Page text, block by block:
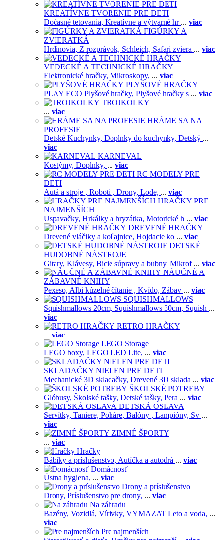
KREATÍVNE TVORENIE PRE DETI
Dočasné tetovania, Kreatívne a výtvarné hr ... viac
FIGÚRKY A
ZVIERATKÁ
Hrdinovia, Z rozprávok, Schleich, Safari zviera ... viac
VEDECKÉ A TECHNICKÉ HRAČKY
Elektronické hračky, Mikroskopy, ... viac
PLYŠOVÉ HRAČKY
PLAY ECO Plyšové hračky, Plyšové hračky s ... viac
TROJKOLKY
... viac
HRÁME SA NA
PROFESIE
Detské Kuchynky, Doplnky do kuchynky, Detský ...
viac
KARNEVAL
Kostýmy, Doplnky, ... viac
RC MODELY PRE
DETI
Autá a stroje , Roboti , Drony, Lode, ... viac
HRAČKY PRE
NAJMENŠÍCH
Uspavačky, Hrkálky a hryzátka, Motorické h ... viac
DREVENÉ HRAČKY
Drevené vláčiky a koľajnice, Hojdacie ko ... viac
DETSKÉ
HUDOBNÉ NÁSTROJE
Gitary, Klávesy, Bicie súpravy a bubny, Mikrof ... viac
NÁUČNÉ A
ZÁBAVNÉ KNIHY
Pexeso, Albi kúzelné čítanie , Kvído, Zábav ... viac
SQUISHMALLOWS
Squishmallows 20cm, Squishmallows 30cm, Squish ...
viac
RETRO HRAČKY
... viac
LEGO Storage
LEGO boxy, LEGO LED Lite, ... viac
SKLADAČKY NIELEN PRE DETI
Mechanické 3D skladačky, Drevené 3D sklada ... viac
ŠKOLSKÉ POTREBY
Glóbusy, Školské tašky, Detské tašky, Pera ... viac
DETSKÁ OSLAVA
Servítky, Taniere, Poháre, Balóny , Lampióny, Sv ...
viac
ZIMNÉ ŠPORTY
... viac
Hračky
Bábiky a príslušenstvo, Autíčka a autodrá ... viac
Domácnosť
Ústna hygiena, ... viac
Drony a príslušenstvo
Drony, Príslušenstvo pre drony, ... viac
Na záhradu
Bazény, Vozidlá, Vírivky, VYMAZAT Leto a voda, ...
viac
Pre najmenších